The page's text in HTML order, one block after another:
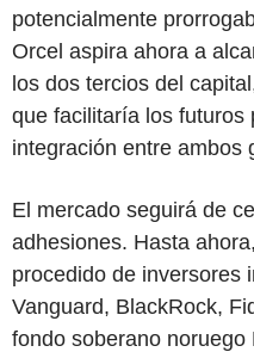
potencialmente
Orcel aspira ahora a
los dos tercios del
que facilitaría los futuros
integración entre ambos
El mercado seguirá de
adhesiones. Hasta
procedido de inversores
Vanguard, BlackRock,
fondo soberano